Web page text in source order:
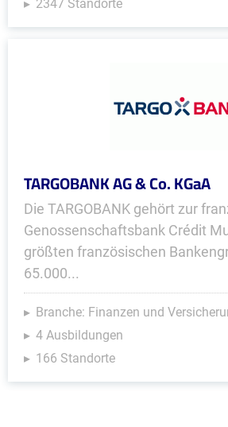
2347 Standorte
TARGOBANK AG & Co. KGaA
Die TARGOBANK gehört zur
Genossenschaftsbank Crédit
größten französischen
65.000...
Branche: Finanzen und
4 Ausbildungen
166 Standorte